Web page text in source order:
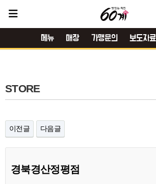
메뉴 매장 가맹문의 보도자료
STORE
이전글 다음글
경북경산정평점